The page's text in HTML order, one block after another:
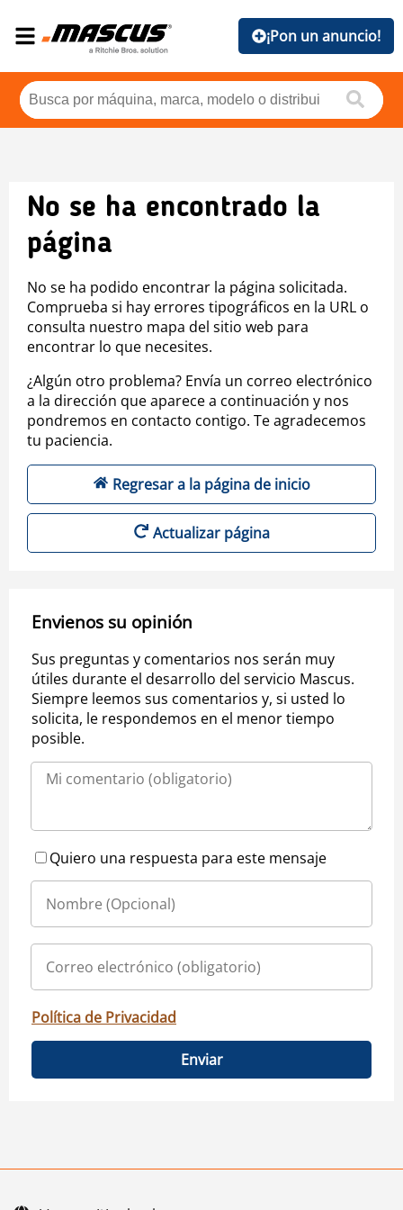
¡Pon un anuncio!
No se ha encontrado la
página
No se ha podido encontrar la página solicitada.
Comprueba si hay errores tipográficos en la URL o
consulta nuestro mapa del sitio web para
encontrar lo que necesites.
¿Algún otro problema? Envía un correo electrónico
a la dirección que aparece a continuación y nos
pondremos en contacto contigo. Te agradecemos
tu paciencia.
Regresar a la página de inicio
Actualizar página
Envienos su opinión
Sus preguntas y comentarios nos serán muy
útiles durante el desarrollo del servicio Mascus.
Siempre leemos sus comentarios y, si usted lo
solicita, le respondemos en el menor tiempo
posible.
Quiero una respuesta para este mensaje
Política de Privacidad
Enviar